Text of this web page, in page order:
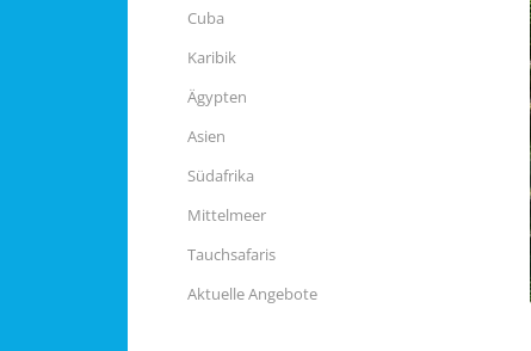
Cuba
Karibik
Ägypten
Asien
Südafrika
Mittelmeer
Tauchsafaris
Aktuelle Angebote